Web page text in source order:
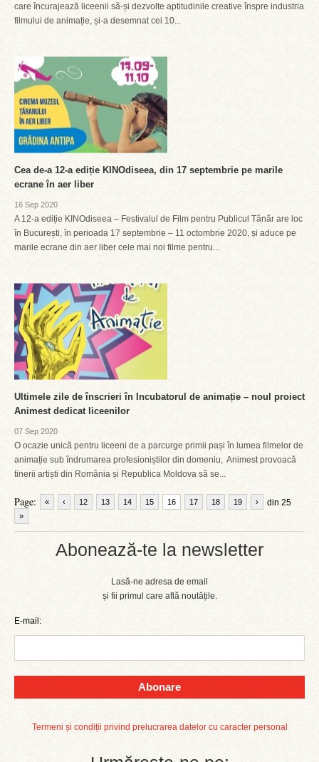
Abonează-te la newsletter
Lasă-ne adresa de email
și fii primul care află noutățile.
E-mail:
Abonare
Termeni și condiții privind prelucrarea datelor cu caracter personal
care încurajează liceenii să-și dezvolte aptitudinile creative înspre industria
filmului de animație, și-a desemnat cei 10...
Cea de-a 12-a ediție KINOdiseea, din 17 septembrie pe marile
ecrane în aer liber
16 Sep 2020
A 12-a ediție KINOdiseea – Festivalul de Film pentru Publicul Tânăr are loc
în București, în perioada 17 septembrie – 11 octombrie 2020, și aduce pe
marile ecrane din aer liber cele mai noi filme pentru...
Ultimele zile de înscrieri în Incubatorul de animație – noul proiect
Animest dedicat liceenilor
07 Sep 2020
O ocazie unică pentru liceeni de a parcurge primii pași în lumea filmelor de
animație sub îndrumarea profesioniștilor din domeniu, Animest provoacă
tinerii artiști din România și Republica Moldova să se...
Page: « ‹ 12 13 14 15 16 17 18 19 din 25
›
»